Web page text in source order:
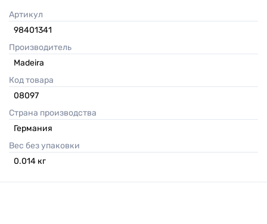
Артикул
98401341
Производитель
Madeira
Код товара
08097
Страна производства
Германия
Вес без упаковки
0.014 кг